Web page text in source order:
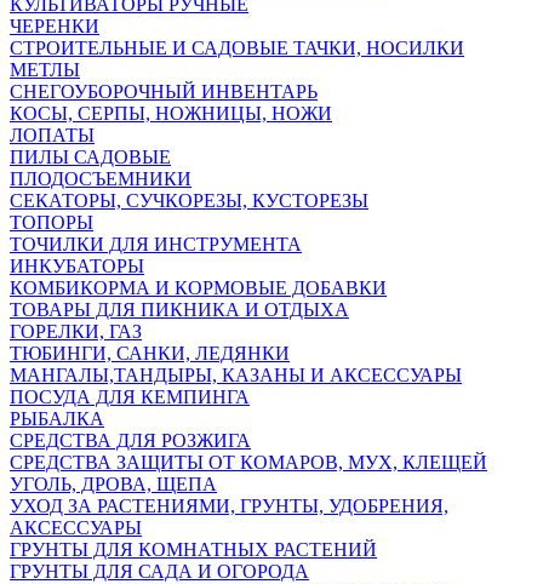
КУЛЬТИВАТОРЫ РУЧНЫЕ
ЧЕРЕНКИ
СТРОИТЕЛЬНЫЕ И САДОВЫЕ ТАЧКИ, НОСИЛКИ
МЕТЛЫ
СНЕГОУБОРОЧНЫЙ ИНВЕНТАРЬ
КОСЫ, СЕРПЫ, НОЖНИЦЫ, НОЖИ
ЛОПАТЫ
ПИЛЫ САДОВЫЕ
ПЛОДОСЪЕМНИКИ
СЕКАТОРЫ, СУЧКОРЕЗЫ, КУСТОРЕЗЫ
ТОПОРЫ
ТОЧИЛКИ ДЛЯ ИНСТРУМЕНТА
ИНКУБАТОРЫ
КОМБИКОРМА И КОРМОВЫЕ ДОБАВКИ
ТОВАРЫ ДЛЯ ПИКНИКА И ОТДЫХА
ГОРЕЛКИ, ГАЗ
ТЮБИНГИ, САНКИ, ЛЕДЯНКИ
МАНГАЛЫ,ТАНДЫРЫ, КАЗАНЫ И АКСЕССУАРЫ
ПОСУДА ДЛЯ КЕМПИНГА
РЫБАЛКА
СРЕДСТВА ДЛЯ РОЗЖИГА
СРЕДСТВА ЗАЩИТЫ ОТ КОМАРОВ, МУХ, КЛЕЩЕЙ
УГОЛЬ, ДРОВА, ЩЕПА
УХОД ЗА РАСТЕНИЯМИ, ГРУНТЫ, УДОБРЕНИЯ,
АКСЕССУАРЫ
ГРУНТЫ ДЛЯ КОМНАТНЫХ РАСТЕНИЙ
ГРУНТЫ ДЛЯ САДА И ОГОРОДА